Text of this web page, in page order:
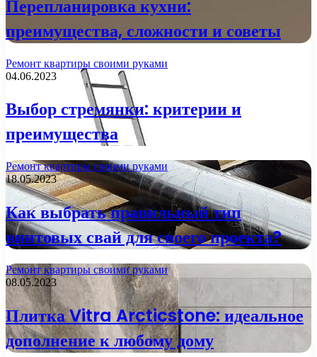
Перепланировка кухни:
преимущества, сложности и советы
Ремонт квартиры своими руками
04.06.2023
Выбор стремянки: критерии и
преимущества
Ремонт квартиры своими руками
18.05.2023
Как выбрать правильный тип
винтовых свай для своего проекта?
Ремонт квартиры своими руками
08.05.2023
Плитка Vitra Arcticstone: идеальное
дополнение к любому дому